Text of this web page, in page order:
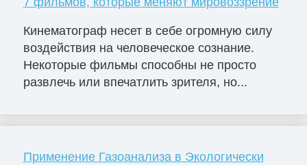
Кинематограф несет в себе огромную силу
воздействия на человеческое сознание.
Некоторые фильмы способны не просто
развлечь или впечатлить зрителя, но...
Применение Газоанализа в Экологически